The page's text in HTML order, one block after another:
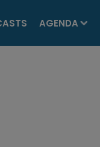
AGENDA